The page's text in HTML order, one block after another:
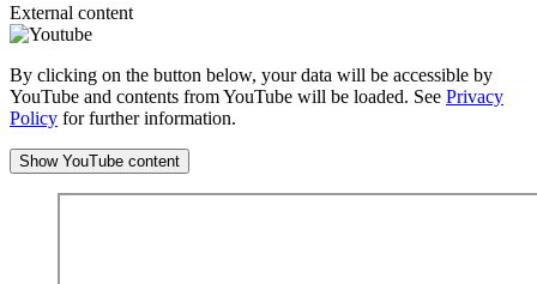
External content
By clicking on the button below, your data will be accessible by
YouTube and contents from YouTube will be loaded. See Privacy
Policy for further information.
Show YouTube content